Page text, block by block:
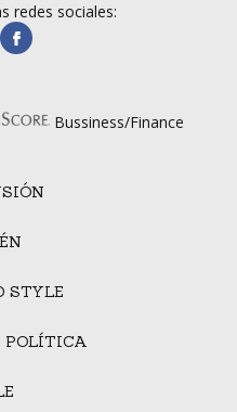
STYLE
POLÍTICA
redes sociales:
manufacturaGE
Bussiness/Finance